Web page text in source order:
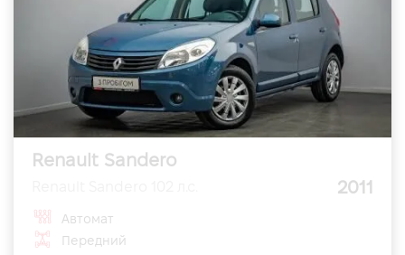
Renault Sandero
2011
Автомат
Передний